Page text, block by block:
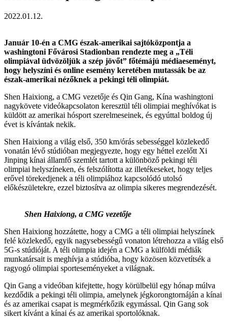
2022.01.12.
Január 10-én a CMG észak-amerikai sajtóközpontja a
washingtoni Fővárosi Stadionban rendezte meg a „Téli
olimpiával üdvözöljük a szép jövőt” főtémájú médiaeseményt,
hogy helyszíni és online esemény keretében mutassák be az
észak-amerikai nézőknek a pekingi téli olimpiát.
Shen Haixiong, a CMG vezetője és Qin Gang, Kína washingtoni
nagykövete videókapcsolaton keresztül téli olimpiai meghívókat is
küldött az amerikai hósport szerelmeseinek, és egyúttal boldog új
évet is kívántak nekik.
Shen Haixiong a világ első, 350 km/órás sebességgel közlekedő
vonatán lévő stúdióban megjegyezte, hogy egy héttel ezelőtt Xi
Jinping kínai államfő szemlét tartott a különböző pekingi téli
olimpiai helyszíneken, és felszólította az illetékeseket, hogy teljes
erővel törekedjenek a téli olimpiához kapcsolódó utolsó
előkészületekre, ezzel biztosítva az olimpia sikeres megrendezését.
Shen Haixiong, a CMG vezetője
Shen Haixiong hozzátette, hogy a CMG a téli olimpiai helyszínek
felé közlekedő, egyik nagysebességű vonaton létrehozza a világ első
5G-s stúdióját. A téli olimpia idején a CMG a külföldi médiák
munkatársait is meghívja a stúdióba, hogy közösen közvetítsék a
ragyogó olimpiai sporteseményeket a világnak.
Qin Gang a videóban kifejtette, hogy körülbelül egy hónap múlva
kezdődik a pekingi téli olimpia, amelynek jégkorongtornáján a kínai
és az amerikai csapat is megmérkőzik egymással. Qin Gang sok
sikert kívánt a kínai és az amerikai sportolóknak.